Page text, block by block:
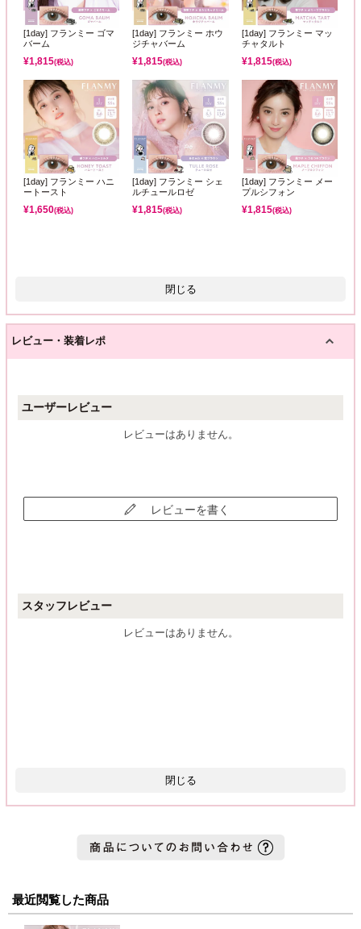
[1day] フランミー ゴマ
バーム
¥1,815(税込)
[1day] フランミー ホウ
ジチャバーム
¥1,815(税込)
[1day] フランミー マッ
チャタルト
¥1,815(税込)
[1day] フランミー ハニ
ートースト
¥1,650(税込)
[1day] フランミー シェ
ルチュールロゼ
¥1,815(税込)
[1day] フランミー メー
プルシフォン
¥1,815(税込)
閉じる
レビュー・装着レポ
ユーザーレビュー
レビューはありません。
レビューを書く
スタッフレビュー
レビューはありません。
閉じる
最近閲覧した商品